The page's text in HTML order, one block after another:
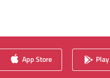
App Store